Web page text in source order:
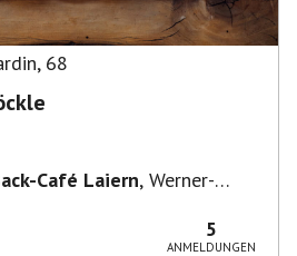
, 68
Café Laiern, Werner-
5
ANMELDUNGEN